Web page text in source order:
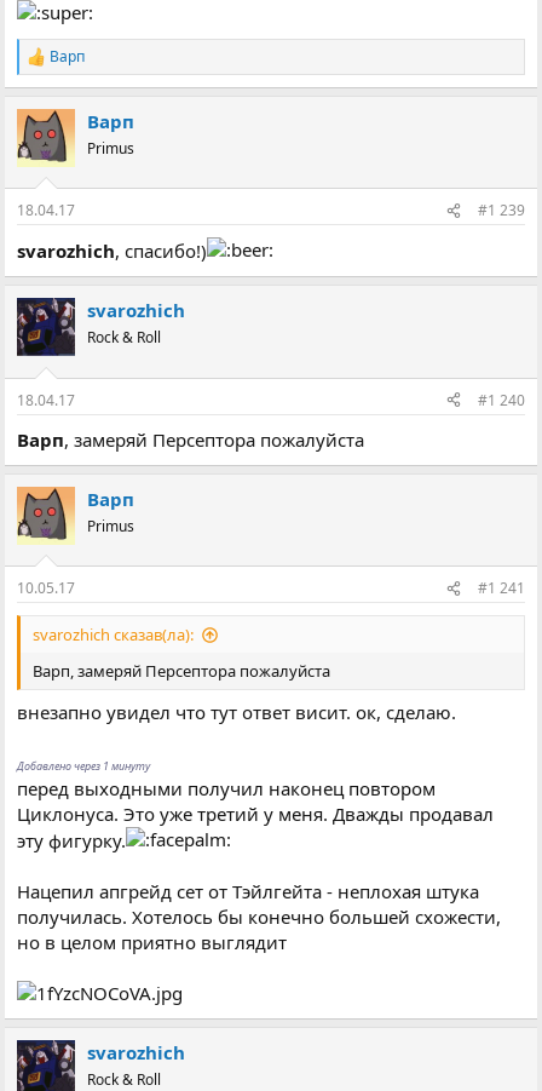
Р
е
к
ц
і
Варп
Варп
Primus
18.04.17 #1 239
svarozhich, спасибо!)
svarozhich
Rock & Roll
18.04.17 #1 240
Варп, замеряй Персептора пожалуйста
Варп
Primus
10.05.17 #1 241
svarozhich сказав(ла):
Варп, замеряй Персептора пожалуйста
внезапно увидел что тут ответ висит. ок, сделаю.
Добавлено через 1 минуту
перед выходными получил наконец повтором
Циклонуса. Это уже третий у меня. Дважды продавал
эту фигурку.
Нацепил апгрейд сет от Тэйлгейта - неплохая штука
получилась. Хотелось бы конечно большей схожести,
но в целом приятно выглядит
svarozhich
Rock & Roll